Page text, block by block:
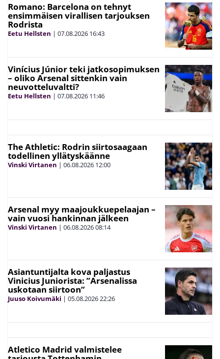
Romano: Barcelona on tehnyt
ensimmäisen virallisen tarjouksen
Rodrista
Eetu Hellsten | 07.08.2026 16:43
Vinícius Júnior teki jatkosopimuksen
– oliko Arsenal sittenkin vain
neuvotteluvaltti?
Eetu Hellsten | 07.08.2026 11:46
The Athletic: Rodrin siirtosaagaan
todellinen yllätyskäänne
Vinski Virtanen | 06.08.2026 12:00
Arsenal myy maajoukkuepelaajan –
vain vuosi hankinnan jälkeen
Vinski Virtanen | 06.08.202608:14
Asiantuntijalta kova paljastus
Vinicius Juniorista: ”Arsenalissa
uskotaan siirtoon”
Juuso Koivumäki | 05.08.2026 22:26
Atletico Madrid valmistelee